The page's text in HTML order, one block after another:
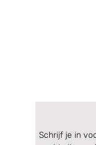
Schrijf je in